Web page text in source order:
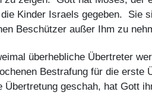
Kinder Israels gegeben. Sie
Beschützer außer Ihm zu
überhebliche Übertreter
Bestrafung für die erste
geschah, hat Gott